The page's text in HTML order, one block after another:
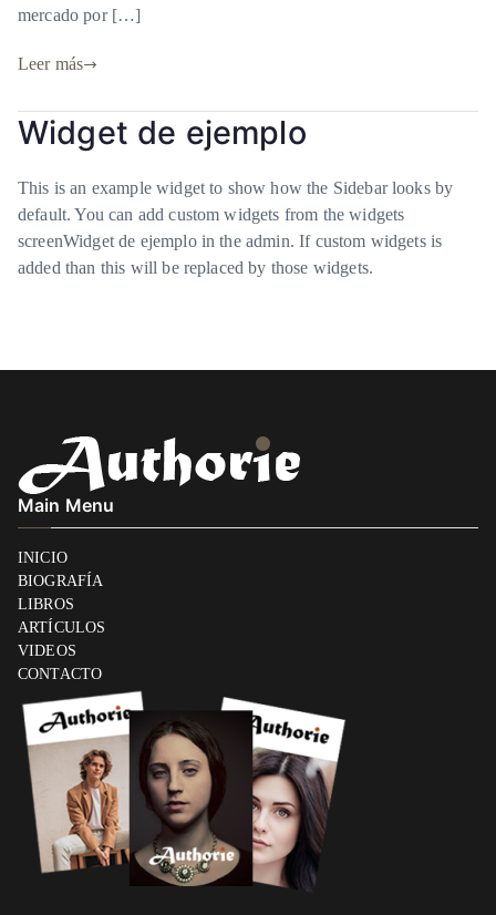
mercado por […]
Leer más
Widget de ejemplo
This is an example widget to show how the Sidebar looks by
default. You can add custom widgets from the widgets
screenWidget de ejemplo in the admin. If custom widgets is
added than this will be replaced by those widgets.
Main Menu
INICIO
BIOGRAFÍA
LIBROS
ARTÍCULOS
VIDEOS
CONTACTO